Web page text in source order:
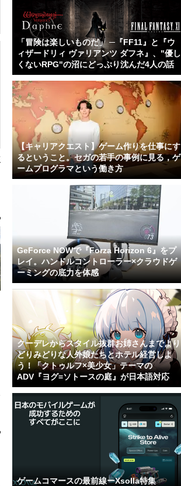
「冒険は楽しいものだ」 ─『FF11』と『ウ
ィザードリィ ヴァリアンツ ダフネ』、"優し
くないRPG"の沼にどっぷり沈んだ4人の話
【キャリアクエスト】ゲーム作りを仕事にす
るということ。セガの若手の事例に見る，ゲ
ームプログラマという働き方
GeForce NOWで『Forza Horizon 6』をプ
レイ。ハンドルコントローラー×クラウドゲ
ーミングの底力を体感
クーデレからスタイル抜群お姉さんまでより
どりみどりな人外娘たちとホテル経営しよ
う！「クトゥルフ×美少女」テーマの
ADV『ヨグ=ソトースの庭』が日本語対応
ゲームコマースの最前線ーXsolla特集